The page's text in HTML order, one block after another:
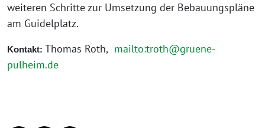
weiteren Schritte zur Umsetzung der Bebauungspläne
am Guidelplatz.
Kontakt: Thomas Roth, mailto:troth@gruene-
pulheim.de